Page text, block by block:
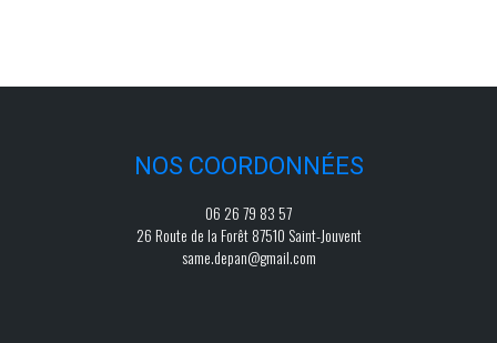
NOS COORDONNÉES
06 26 79 83 57
26 Route de la Forêt 87510 Saint-Jouvent
same.depan@gmail.com